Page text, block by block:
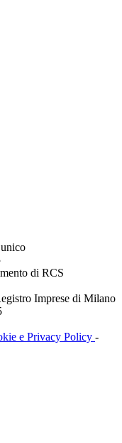
di RCS
Imprese di Milano
e Privacy Policy -